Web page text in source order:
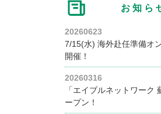
お知ら
20260623
7/15(水) 海外赴任準備オ
開催！
20260316
「エイブルネットワーク
ープン！